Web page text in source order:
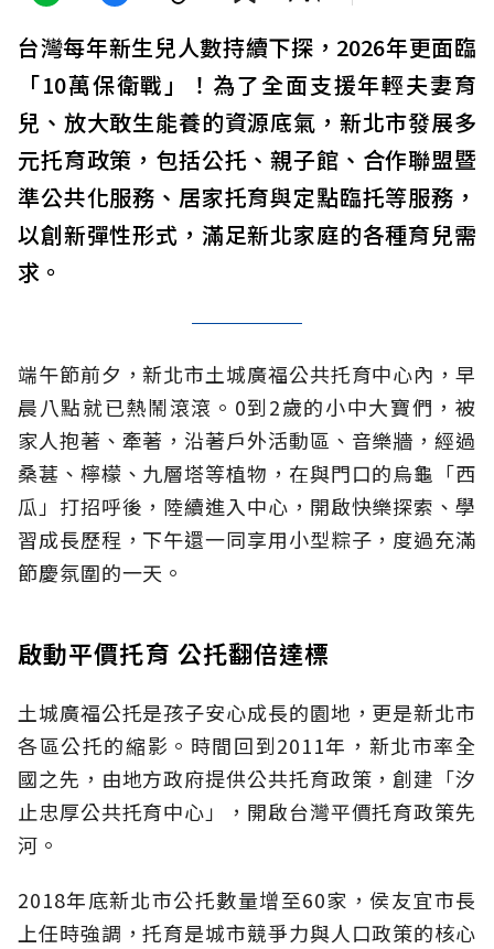
台灣每年新生兒人數持續下探，2026年更面臨
「10萬保衛戰」！為了全面支援年輕夫妻育
兒、放大敢生能養的資源底氣，新北市發展多
元托育政策，包括公托、親子館、合作聯盟暨
準公共化服務、居家托育與定點臨托等服務，
以創新彈性形式，滿足新北家庭的各種育兒需
求。
端午節前夕，新北市土城廣福公共托育中心內，早
晨八點就已熱鬧滾滾。0到2歲的小中大寶們，被
家人抱著、牽著，沿著戶外活動區、音樂牆，經過
桑葚、檸檬、九層塔等植物，在與門口的烏龜「西
瓜」打招呼後，陸續進入中心，開啟快樂探索、學
習成長歷程，下午還一同享用小型粽子，度過充滿
節慶氛圍的一天。
啟動平價托育 公托翻倍達標
土城廣福公托是孩子安心成長的園地，更是新北市
各區公托的縮影。時間回到2011年，新北市率全
國之先，由地方政府提供公共托育政策，創建「汐
止忠厚公共托育中心」，開啟台灣平價托育政策先
河。
2018年底新北市公托數量增至60家，侯友宜市長
上任時強調，托育是城市競爭力與人口政策的核心